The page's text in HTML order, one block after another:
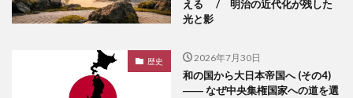
える / 明治の近代化が残した
光と影
歴史 2026年7月30日
和の国から大日本帝国へ (その4)
―― なぜ中央集権国家への道を選